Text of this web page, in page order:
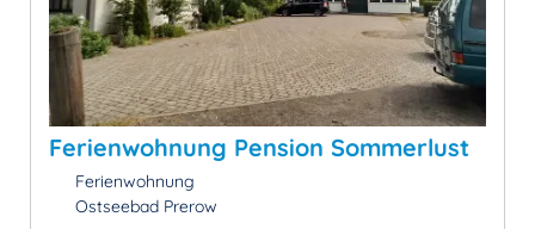
Ferienwohnung Pension Sommerlust
Ferienwohnung
Ostseebad Prerow